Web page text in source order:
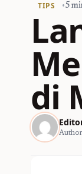
TIPS •5
di
Author